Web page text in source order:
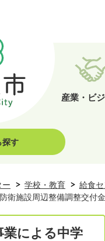
産業・ビ
探す
ー 学校・教育
給食
衛施設周辺整備調整交付
業による中学